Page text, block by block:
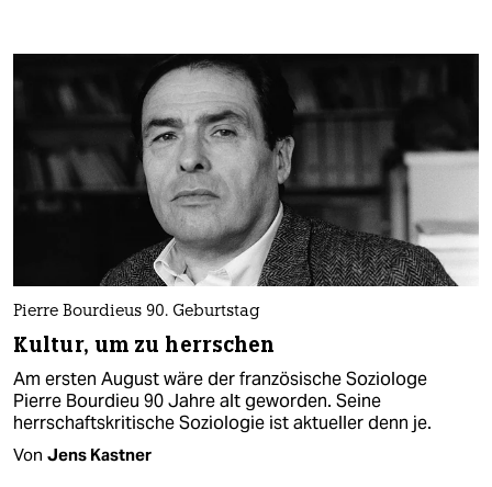
Pierre Bourdieus 90. Geburtstag
Kultur, um zu herrschen
Am ersten August wäre der französische Soziologe
Pierre Bourdieu 90 Jahre alt geworden. Seine
herrschaftskritische Soziologie ist aktueller denn je.
Von Jens Kastner